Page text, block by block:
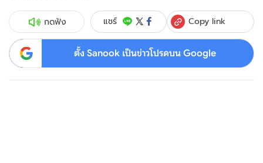
กดฟัง แชร์ Copy link
ตั้ง Sanook เป็นข่าวโปรดบน Google